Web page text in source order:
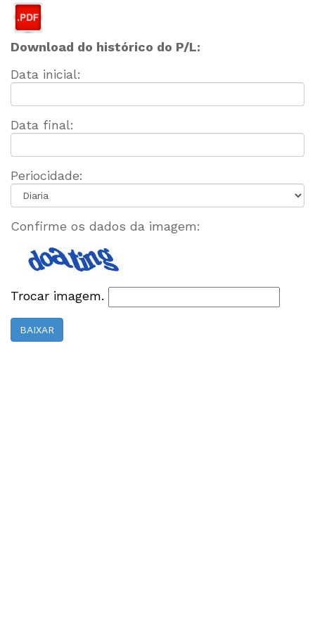
Download do histórico do P/L:
Data inicial:
Data final:
Periocidade:
Confirme os dados da imagem:
Trocar imagem.